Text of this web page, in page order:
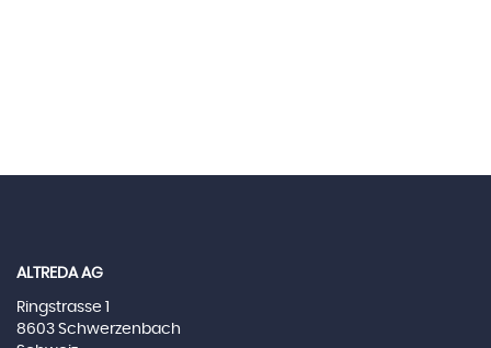
ALTREDA AG
Ringstrasse 1
8603 Schwerzenbach